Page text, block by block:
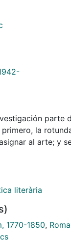
parte
la
al arte; y
y la experiencia
múltiples
es la
desde 1797
se perfiló el
impulso central
literària
1770-1850,